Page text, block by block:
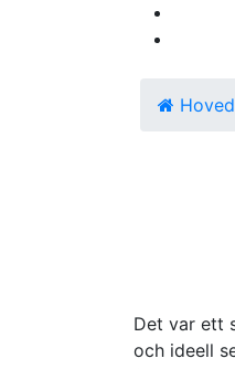
Det var ett
och ideell